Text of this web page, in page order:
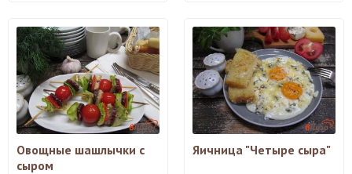
Овощные шашлычки с
сыром
Яичница "Четыре сыра"